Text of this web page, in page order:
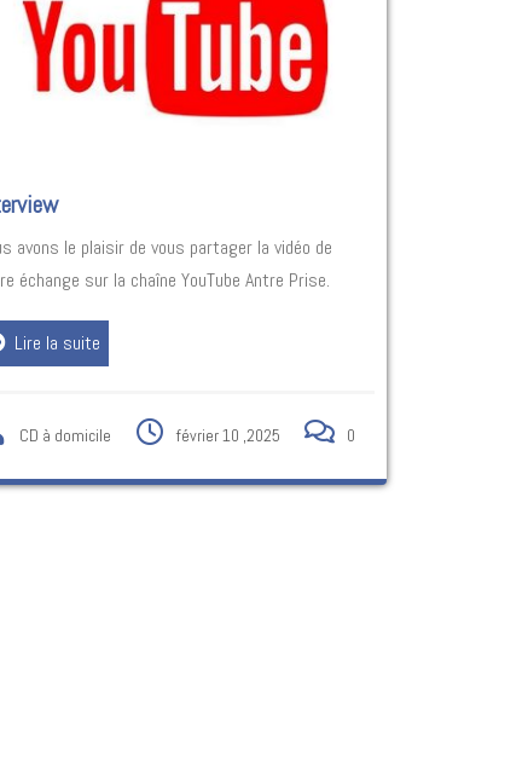
avons le plaisir de vous partager la vidéo de
échange sur la chaîne YouTube Antre Prise.
Lire la suite
CD à domicile février 10 ,2025 0